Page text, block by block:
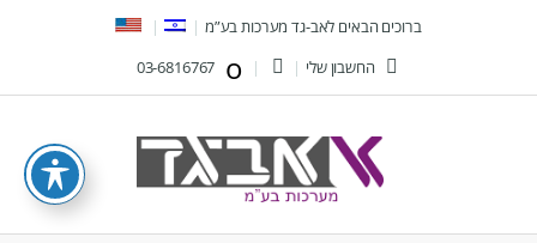
ברוכים הבאים לאב-גד מערכות בע”מ
החשבון שלי